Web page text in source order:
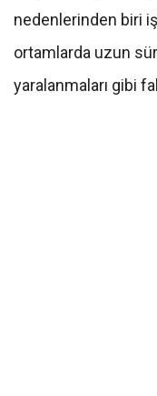
nedenlerinden biri
ortamlarda uzun
yaralanmaları gibi